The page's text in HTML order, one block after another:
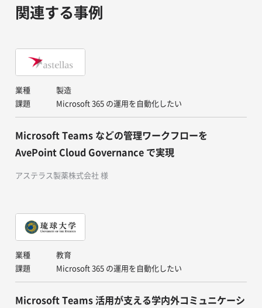
関連する事例
業種
製造
課題
Microsoft 365 の運用を自動化したい
Microsoft Teams などの管理ワークフローを
AvePoint Cloud Governance で実現
アステラス製薬株式会社 様
業種
教育
課題
Microsoft 365 の運用を自動化したい
Microsoft Teams 活用が支える学内外コミュニケーシ